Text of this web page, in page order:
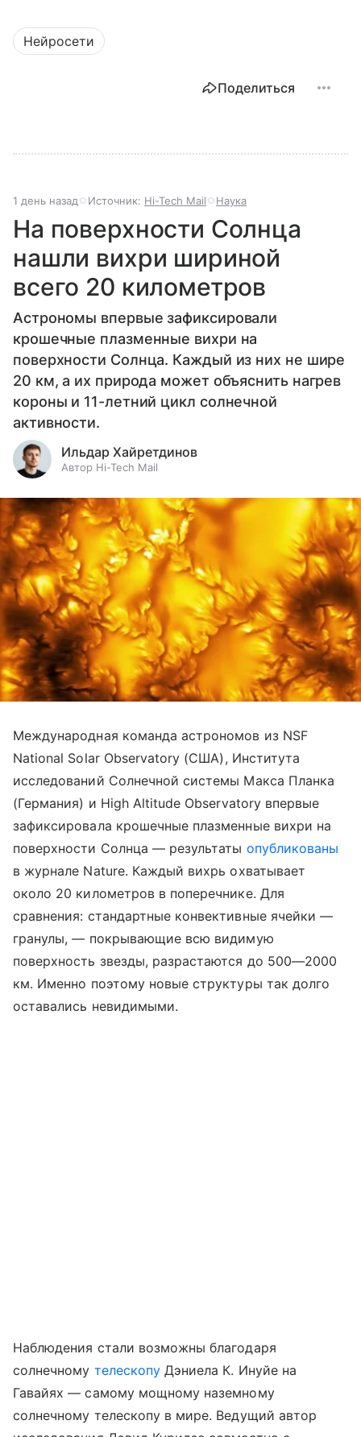
Нейросети
Поделиться
1 день назад Источник: Hi-Tech Mail Наука
На поверхности Солнца
нашли вихри шириной
всего 20 километров
Астрономы впервые зафиксировали
крошечные плазменные вихри на
поверхности Солнца. Каждый из них не шире
20 км, а их природа может объяснить нагрев
короны и 11-летний цикл солнечной
активности.
Ильдар Хайретдинов
Автор Hi-Tech Mail
Международная команда астрономов из NSF
National Solar Observatory (США), Института
исследований Солнечной системы Макса Планка
(Германия) и High Altitude Observatory впервые
зафиксировала крошечные плазменные вихри на
поверхности Солнца — результаты опубликованы
в журнале Nature. Каждый вихрь охватывает
около 20 километров в поперечнике. Для
сравнения: стандартные конвективные ячейки —
гранулы, — покрывающие всю видимую
поверхность звезды, разрастаются до 500—2000
км. Именно поэтому новые структуры так долго
оставались невидимыми.
Наблюдения стали возможны благодаря
солнечному телескопуДэниела К. Инуйе на
Гавайях — самому мощному наземному
солнечному телескопу в мире. Ведущий автор